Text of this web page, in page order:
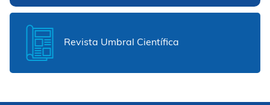
Revista Umbral Científica